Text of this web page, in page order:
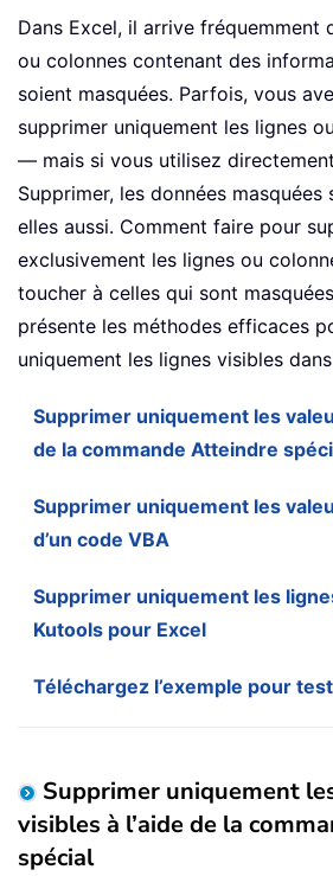
Dans Excel, il arrive fréquemment
ou colonnes contenant des
soient masquées. Parfois, vous
supprimer uniquement les lignes
— mais si vous utilisez
Supprimer, les données
elles aussi. Comment faire pour
exclusivement les lignes ou
toucher à celles qui sont
présente les méthodes efficaces
uniquement les lignes visibles
Supprimer uniquement les
de la commande Atteindre
Supprimer uniquement les
d’un code VBA
Supprimer uniquement les
Kutools pour Excel
Téléchargez l’exemple pour
Supprimer uniquement
visibles à l’aide de la
spécial